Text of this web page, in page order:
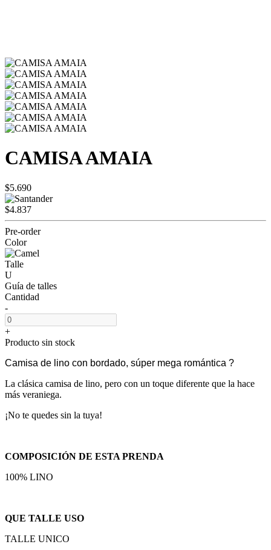
CAMISA AMAIA
$5.690
$4.837
Pre-order
Color
Talle
U
Guía de talles
Cantidad
-
+
Producto sin stock
Camisa de lino con bordado, súper mega romántica ?
La clásica camisa de lino, pero con un toque diferente que la hace
más veraniega.
¡No te quedes sin la tuya!
COMPOSICIÓN DE ESTA PRENDA
100% LINO
QUE TALLE USO
TALLE UNICO